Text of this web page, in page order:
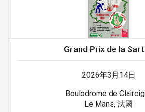
Grand Prix de la
2026年3月14日
Boulodrome de
Le Mans, 法國